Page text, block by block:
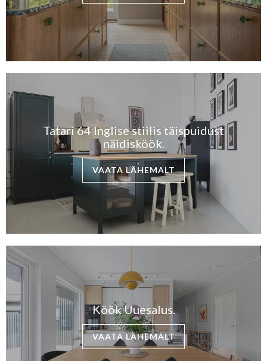
Tatari 64 Inglise stiilis täispuidust
näidisköök.
VAATA LÄHEMALT
Köök Uuesalus.
VAATA LÄHEMALT